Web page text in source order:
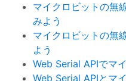
マイクロビットの無
みよう
マイクロビットの無
よう
Web Serial APIでマ
Web Serial APIとマ